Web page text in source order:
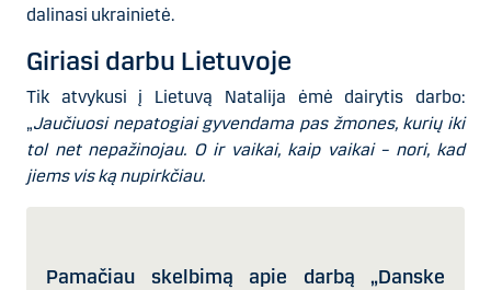
dalinasi ukrainietė.
Giriasi darbu Lietuvoje
Tik atvykusi į Lietuvą Natalija ėmė dairytis darbo:
„Jaučiuosi nepatogiai gyvendama pas žmones, kurių iki
tol net nepažinojau. O ir vaikai, kaip vaikai – nori, kad
jiems vis ką nupirkčiau.
Pamačiau skelbimą apie darbą „Danske